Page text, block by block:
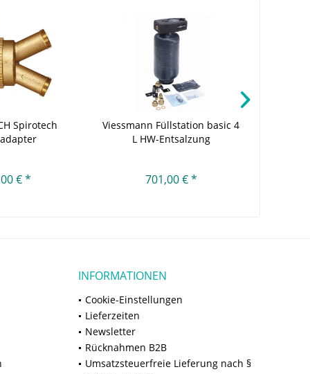
Spirotech
€ *
Viessmann Füllstation basic 4
L HW-Entsalzung
701,00 € *
INFORMATIONEN
Cookie-Einstellungen
Lieferzeiten
Newsletter
Rücknahmen B2B
Umsatzsteuerfreie Lieferung nach §